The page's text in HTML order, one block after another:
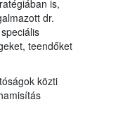
is,
dr.
teendőket
közti